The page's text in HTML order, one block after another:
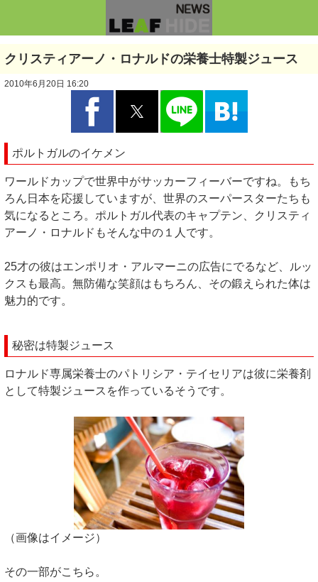
クリスティアーノ・ロナルドの栄養士特製ジュース
2010年6月20日 16:20
ポルトガルのイケメン
ワールドカップで世界中がサッカーフィーバーですね。もち
ろん日本を応援していますが、世界のスーパースターたちも
気になるところ。ポルトガル代表のキャプテン、クリスティ
アーノ・ロナルドもそんな中の１人です。
25才の彼はエンポリオ・アルマーニの広告にでるなど、ルッ
クスも最高。無防備な笑顔はもちろん、その鍛えられた体は
魅力的です。
秘密は特製ジュース
ロナルド専属栄養士のパトリシア・テイセリアは彼に栄養剤
として特製ジュースを作っているそうです。
（画像はイメージ）
その一部がこちら。